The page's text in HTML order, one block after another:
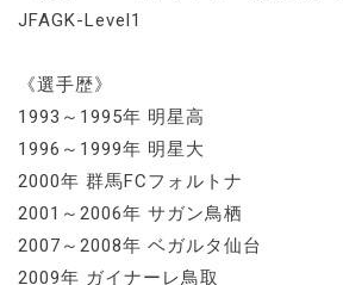
JFAGK-Level1
《選手歴》
1993～1995年 明星高
1996～1999年 明星大
2000年 群馬FCフォルトナ
2001～2006年 サガン鳥栖
2007～2008年 ベガルタ仙台
2009年 ガイナーレ鳥取